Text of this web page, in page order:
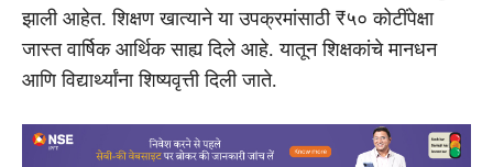
झाली आहेत. शिक्षण खात्याने या उपक्रमांसाठी ₹५० कोटींपेक्षा
जास्त वार्षिक आर्थिक साह्य दिले आहे. यातून शिक्षकांचे मानधन
आणि विद्यार्थ्यांना शिष्यवृत्ती दिली जाते.